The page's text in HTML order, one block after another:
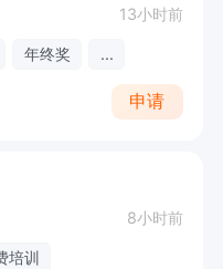
13小时前
年终奖 ...
申请
8小时前
培训